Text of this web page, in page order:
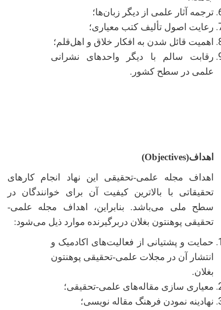
ترجمه آثار علمی از دیگر زبان‌ها؛
رعایت اصول تألیف کتب معیاری؛
اهمیت قائل شدن به افکار خلاق و اهل‌قلم؛
رقابت سالم با دیگر واحدهای نشرانی
علمی در سطح کشور.
اهداف(Objectives
)
اهداف مجله علمی-تحقیقی این نهاد انجام کار‌های
تحقیقاتی با بالاترین کیفیت آن برای خوانندگان در
سطح ملی می‌باشد. بنابراین، اهداف مجله علمی-
تحقیقی پوهنتون بغلان دربرگیرنده موارد ذیل می‌شود:
حمایت و پشتیانی از فعالیت‌های اکادمیک و
انتشار آن در مجلات علمی-تحقیقی پوهنتون
بغلان.
معیاری سازی مقاله‌های علمی-تحقیقی؛
نهادینه نمودن فرهنگ مقاله نویسی؛